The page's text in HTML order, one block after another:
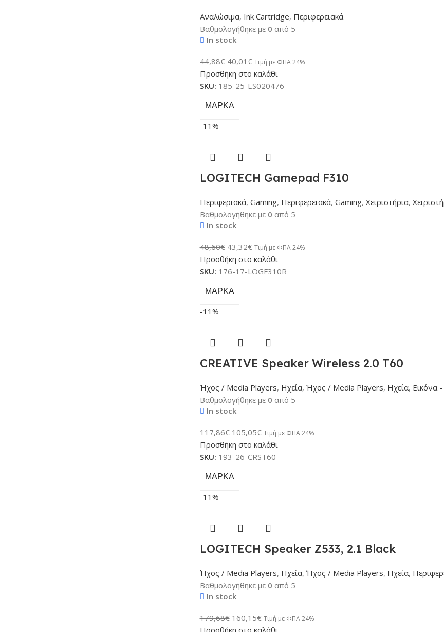
Αναλώσιμα, Ink Cartridge, Περιφερειακά
Βαθμολογήθηκε με 0 από 5
In stock
44,88€ 40,01 € Τιμή με ΦΠΑ 24%
Προσθήκη στο καλάθι
SKU: 185-25-ES020476
ΜΆΡΚΑ
-11%
LOGITECH Gamepad F310
Περιφεριακά, Gaming, Περιφερειακά, Gaming, Χειριστήρια,
Βαθμολογήθηκε με 0 από 5
In stock
48,60€ 43,32€ Τιμή με ΦΠΑ 24%
Προσθήκη στο καλάθι
SKU: 176-17-LOGF310R
ΜΆΡΚΑ
-11%
CREATIVE Speaker Wireless 2.0 T60
Ήχος / Media Players, Ηχεία, Ήχος / Media Players, Ηχεία, Εικόνα
Βαθμολογήθηκε με 0 από 5
In stock
117,86€ 105,05€ Τιμή με ΦΠΑ 24%
Προσθήκη στο καλάθι
SKU: 193-26-CRST60
ΜΆΡΚΑ
-11%
LOGITECH Speaker Z533, 2.1 Black
Ήχος / Media Players, Ηχεία, Ήχος / Media Players, Ηχεία,
Βαθμολογήθηκε με 0 από 5
In stock
179,68€ 160,15€ Τιμή με ΦΠΑ 24%
Προσθήκη στο καλάθι